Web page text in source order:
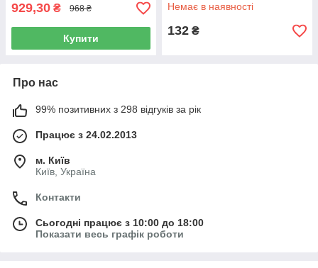
929,30 ₴ 968 ₴
Купити
Немає в наявності
132 ₴
Про нас
99% позитивних з 298 відгуків за рік
Працює з 24.02.2013
м. Київ
Київ, Україна
Контакти
Сьогодні працює з 10:00 до 18:00
Показати весь графік роботи